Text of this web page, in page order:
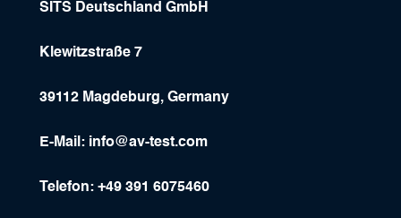
SITS Deutschland GmbH
Klewitzstraße 7
39112 Magdeburg, Germany
E-Mail: info@av-test.com
Telefon: +49 391 6075460